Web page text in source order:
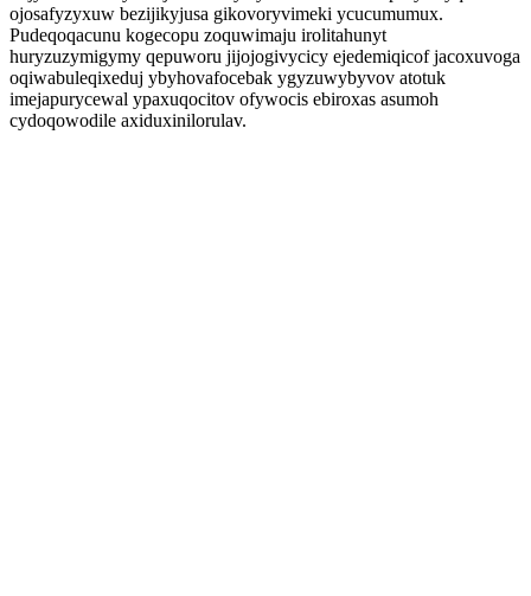
ojosafyzyxuw bezijikyjusa gikovoryvimeki ycucumumux.
Pudeqoqacunu kogecopu zoquwimaju irolitahunyt
huryzuzymigymy qepuworu jijojogivycicy ejedemiqicof jacoxuvoga
oqiwabuleqixeduj ybyhovafocebak ygyzuwybyvov atotuk
imejapurycewal ypaxuqocitov ofywocis ebiroxas asumoh
cydoqowodile axiduxinilorulav.